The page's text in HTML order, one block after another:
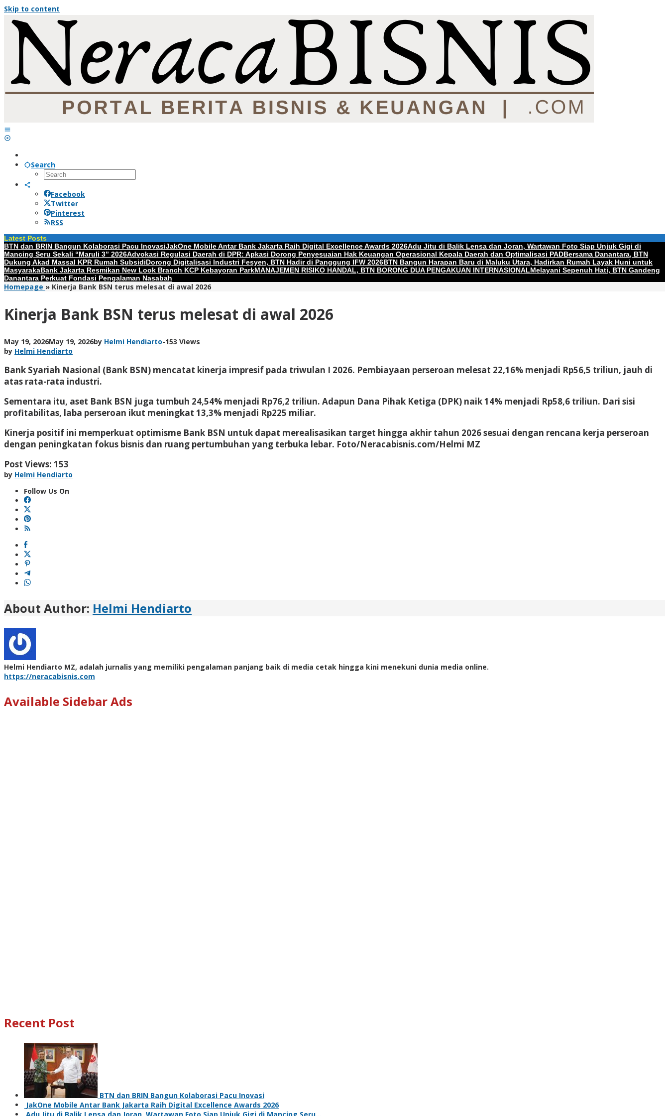
Skip to content
Search
Facebook
Twitter
Pinterest
RSS
Latest Posts
BTN dan BRIN Bangun Kolaborasi Pacu InovasiJakOne Mobile Antar Bank Jakarta Raih Digital Excellence Awards 2026Adu Jitu di Balik Lensa dan Joran, Wartawan Foto Siap Unjuk Gigi di
Mancing Seru Sekali “Maruli 3” 2026Advokasi Regulasi Daerah di DPR: Apkasi Dorong Penyesuaian Hak Keuangan Operasional Kepala Daerah dan Optimalisasi PADBersama Danantara, BTN
Dukung Akad Massal KPR Rumah SubsidiDorong Digitalisasi Industri Fesyen, BTN Hadir di Panggung IFW 2026BTN Bangun Harapan Baru di Maluku Utara, Hadirkan Rumah Layak Huni untuk
MasyarakaBank Jakarta Resmikan New Look Branch KCP Kebayoran ParkMANAJEMEN RISIKO HANDAL, BTN BORONG DUA PENGAKUAN INTERNASIONALMelayani Sepenuh Hati, BTN Gandeng
Danantara Perkuat Fondasi Pengalaman Nasabah
Homepage » Kinerja Bank BSN terus melesat di awal 2026
Kinerja Bank BSN terus melesat di awal 2026
May 19, 2026May 19, 2026by Helmi Hendiarto-153 Views
by Helmi Hendiarto
Bank Syariah Nasional (Bank BSN) mencatat kinerja impresif pada triwulan I 2026. Pembiayaan perseroan melesat 22,16% menjadi Rp56,5 triliun, jauh di
atas rata-rata industri.
Sementara itu, aset Bank BSN juga tumbuh 24,54% menjadi Rp76,2 triliun. Adapun Dana Pihak Ketiga (DPK) naik 14% menjadi Rp58,6 triliun. Dari sisi
profitabilitas, laba perseroan ikut meningkat 13,3% menjadi Rp225 miliar.
Kinerja positif ini memperkuat optimisme Bank BSN untuk dapat merealisasikan target hingga akhir tahun 2026 sesuai dengan rencana kerja perseroan
dengan peningkatan fokus bisnis dan ruang pertumbuhan yang terbuka lebar. Foto/Neracabisnis.com/Helmi MZ
Post Views: 153
by Helmi Hendiarto
Follow Us On
About Author: Helmi Hendiarto
Helmi Hendiarto MZ, adalah jurnalis yang memiliki pengalaman panjang baik di media cetak hingga kini menekuni dunia media online.
https://neracabisnis.com
Available Sidebar Ads
Recent Post
BTN dan BRIN Bangun Kolaborasi Pacu Inovasi
JakOne Mobile Antar Bank Jakarta Raih Digital Excellence Awards 2026